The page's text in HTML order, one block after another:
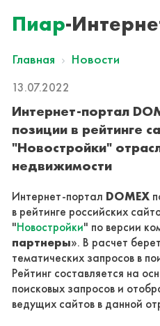
Пиар-
Главная Новости
13.07.2022
Интернет-портал
позиции в рейтинге
"Новостройки"
недвижимости
Интернет-портал DOMEX
в рейтинге российских
"Новостройки" по версии
партнеры». В расчет
тематических запросов в
Рейтинг составляется на
поисковых запросов и
ведущих сайтов в данной